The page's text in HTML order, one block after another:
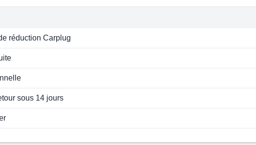
réduction Carplug
sous 14 jours